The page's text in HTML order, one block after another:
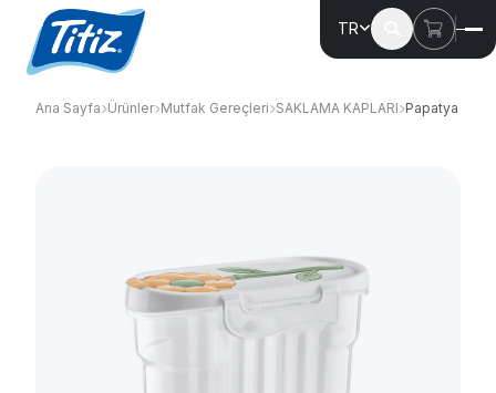
TR
Ana Sayfa Ürünler Mutfak Gereçleri SAKLAMA KAPLARI Papatya